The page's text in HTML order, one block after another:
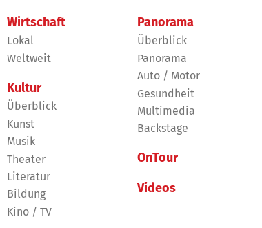
Wirtschaft
Lokal
Weltweit
Kultur
Überblick
Kunst
Musik
Theater
Literatur
Bildung
Kino / TV
Panorama
Überblick
Panorama
Auto / Motor
Gesundheit
Multimedia
Backstage
OnTour
Videos